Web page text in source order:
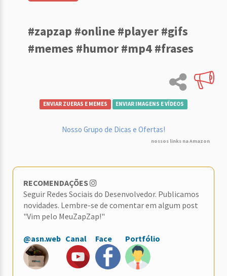
#zapzap #online #player #gifs
#memes #humor #mp4 #frases
ENVIAR ZUERAS E MEMES ENVIAR IMAGENS E VÍDEOS
Nosso Grupo de Dicas e Ofertas!
nossos links na Amazon
RECOMENDAÇÕES
Seguir Redes Sociais do Desenvolvedor. Publicamos
novidades. Lembre-se de comentar em algum post
"Vim pelo MeuZapZap!"
@asn.web Canal Face Portfólio